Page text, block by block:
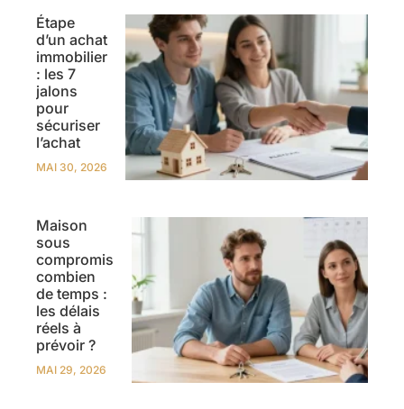
Étape
d’un achat
immobilier
: les 7
jalons
pour
sécuriser
l’achat
MAI 30, 2026
Maison
sous
compromis
combien
de temps :
les délais
réels à
prévoir ?
MAI 29, 2026